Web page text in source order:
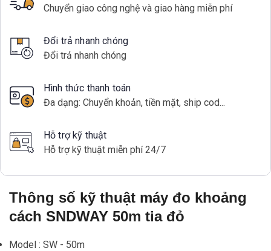
Chuyển giao công nghệ và giao hàng miễn phí
Đổi trả nhanh chóng
Đổi trả nhanh chóng
Hình thức thanh toán
Đa dạng: Chuyển khoản, tiền mặt, ship cod...
Hỗ trợ kỹ thuật
Hỗ trợ kỹ thuật miễn phí 24/7
Thông số kỹ thuật máy đo khoảng
cách SNDWAY 50m tia đỏ
Model : SW - 50m